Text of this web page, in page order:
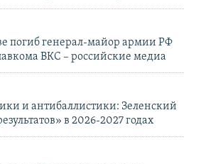
погиб генерал-майор армии РФ
ВКС – российские медиа
и антибаллистики: Зеленский
в 2026-2027 годах